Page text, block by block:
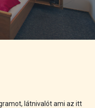
látnivalót ami az itt